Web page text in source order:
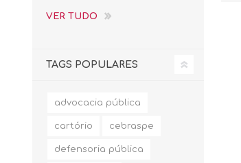
VER TUDO
TAGS POPULARES
advocacia pública
cartório cebraspe
defensoria pública